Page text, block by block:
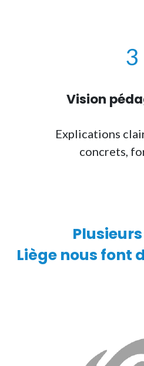
3
Vision
Explications
concrets,
Plusieurs
Liège nous font